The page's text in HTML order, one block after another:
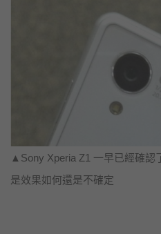
▲Sony Xperia Z1 一早已經確認
是效果如何還是不確定